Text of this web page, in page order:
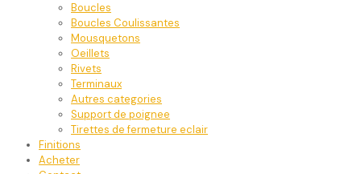
Boucles
Boucles Coulissantes
Mousquetons
Oeillets
Rivets
Terminaux
Autres categories
Support de poignee
Tirettes de fermeture eclair
Finitions
Acheter